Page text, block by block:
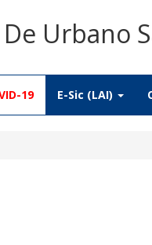
Urbano
19 E-Sic (LAI)